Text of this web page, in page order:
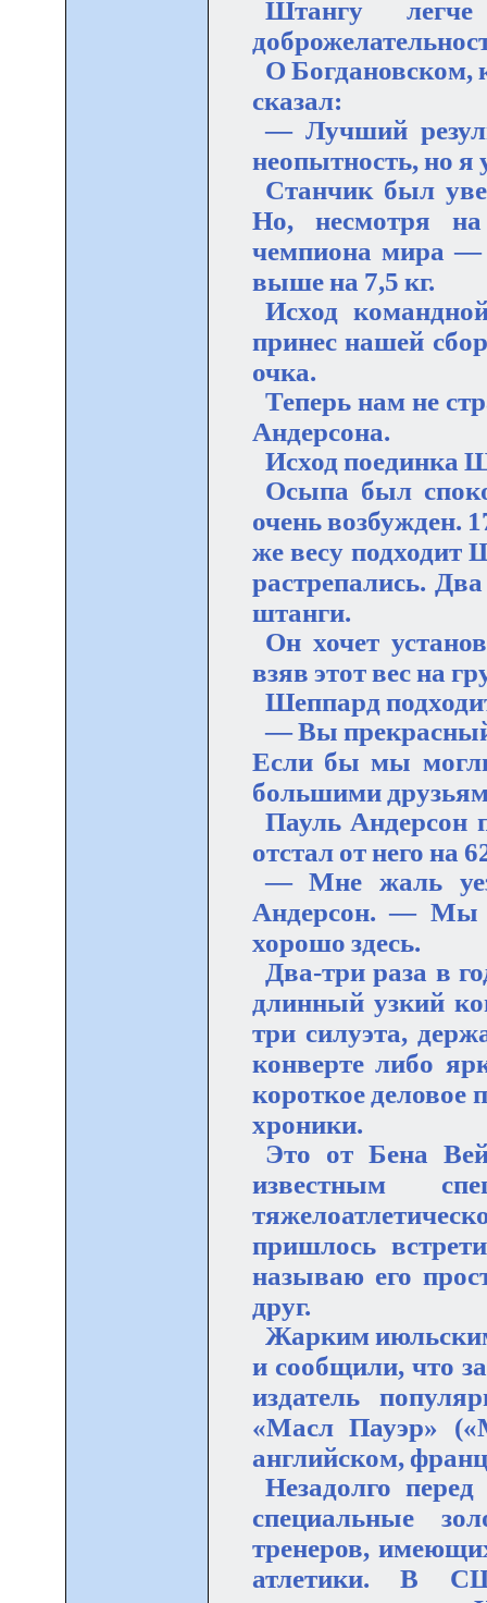
Штангу
О Богдановском,
сказал:
— Лучший
неопытность, но я
Станчик был
Но, несмотря на
чемпиона мира —
выше на 7,5 кг.
Исход
принес нашей
очка.
Теперь нам не
Андерсона.
Исход поединка
Осыпа был
очень возбужден.
же весу подходит
растрепались.
штанги.
Он хочет
взяв этот вес на
Шеппард
— Вы
Если бы мы могли
большими
Пауль Андерсон
отстал от него на
— Мне жаль
Андерсон. — Мы
хорошо здесь.
Два-три раза в
длинный узкий
три силуэта,
конверте либо
короткое деловое
хроники.
Это от Бена
известным
пришлось
называю его
друг.
Жарким
и сообщили, что
издатель
«Масл Пауэр»
английском,
Незадолго
специальные
тренеров,
атлетики. В